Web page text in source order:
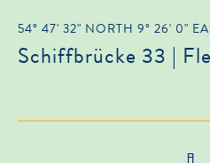
54° 47' 32" NORTH 9° 26' 0"
Schiffbrücke 33 |